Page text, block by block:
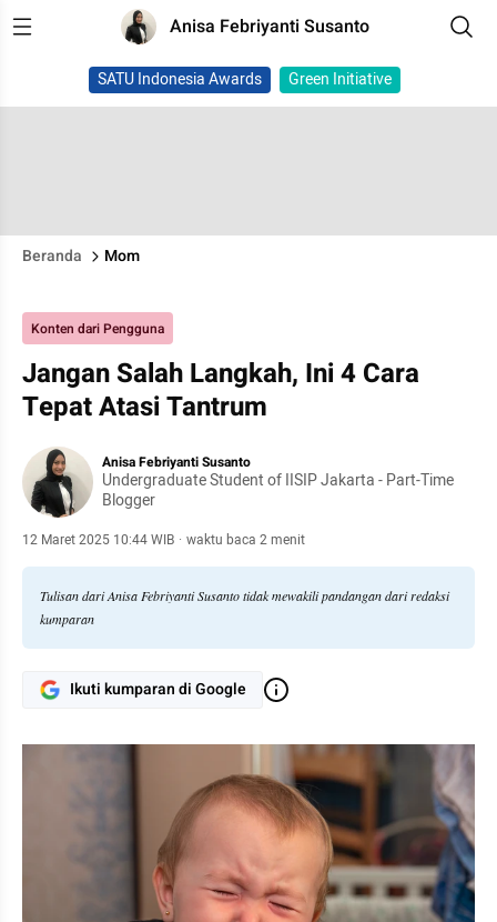
Anisa Febriyanti Susanto
SATU Indonesia Awards Green Initiative
Beranda Mom
Konten dari Pengguna
Jangan Salah Langkah, Ini 4 Cara
Tepat Atasi Tantrum
Anisa Febriyanti Susanto
Undergraduate Student of IISIP Jakarta - Part-Time
Blogger
12 Maret 2025 10:44 WIB · waktu baca 2 menit
Tulisan dari Anisa Febriyanti Susanto tidak mewakili pandangan dari redaksi
kumparan
Ikuti kumparan di Google